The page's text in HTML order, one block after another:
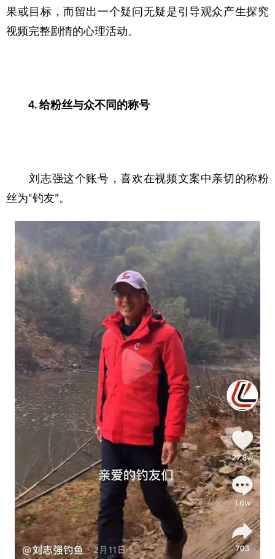
果或目标，而留出一个疑问无疑是引导观众产生探究
视频完整剧情的心理活动。
4. 给粉丝与众不同的称号
刘志强这个账号，喜欢在视频文案中亲切的称粉
丝为“钓友”。